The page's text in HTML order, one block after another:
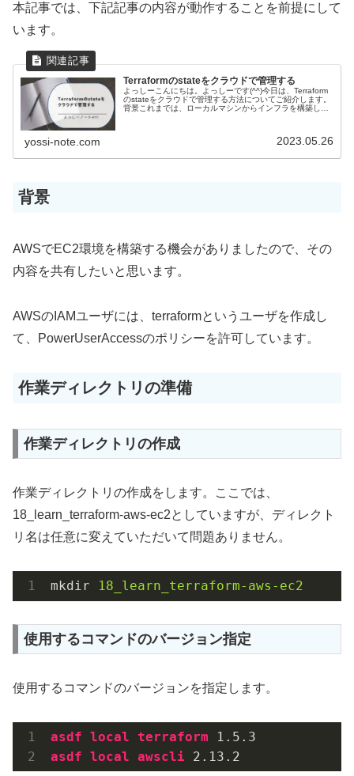
本記事では、下記記事の内容が動作することを前提にして
います。
Terraformのstateをクラウドで管理する
よっしーこんにちは。よっしーです(^^)今日は、Terraform
のstateをクラウドで管理する方法についてご紹介します。
背景これまでは、ローカルマシンからインフラを構築し、
yossi-note.com 2023.05.26
背景
AWSでEC2環境を構築する機会がありましたので、その
内容を共有したいと思います。
AWSのIAMユーザには、terraformというユーザを作成し
て、PowerUserAccessのポリシーを許可しています。
作業ディレクトリの準備
作業ディレクトリの作成
作業ディレクトリの作成をします。ここでは、
18_learn_terraform-aws-ec2としていますが、ディレクト
リ名は任意に変えていただいて問題ありません。
mkdir 18_learn_terraform-aws-ec2
使用するコマンドのバージョン指定
使用するコマンドのバージョンを指定します。
asdf local terraform 1 .5 .3
asdf local awscli 2 .13 .2